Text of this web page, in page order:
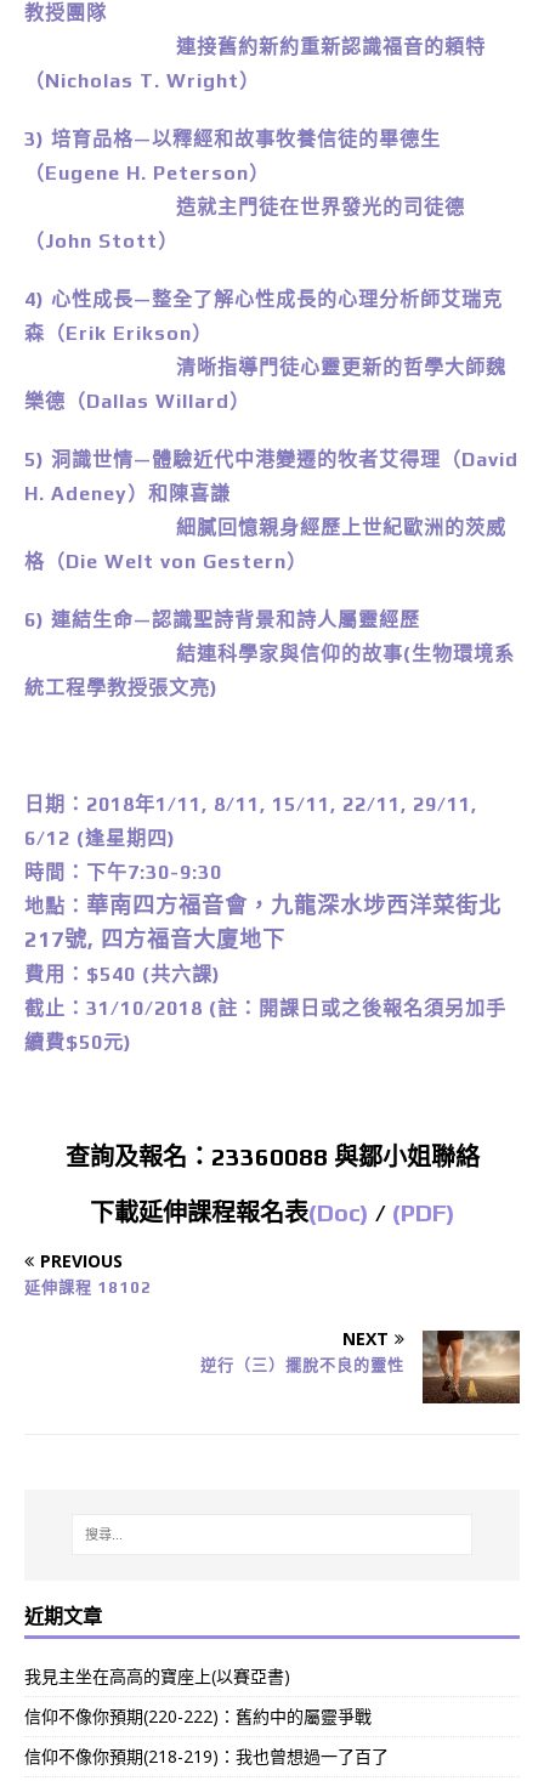
教授團隊
連接舊約新約重新認識福音的頼特
（Nicholas T. Wright）
3) 培育品格—以釋經和故事牧養信徒的畢德生
（Eugene H. Peterson）
造就主門徒在世界發光的司徒德
（John Stott）
4) 心性成長—整全了解心性成長的心理分析師艾瑞克
森（Erik Erikson）
清晰指導門徒心靈更新的哲學大師魏
樂德（Dallas Willard）
5) 洞識世情—體驗近代中港變遷的牧者艾得理（David
H. Adeney）和陳喜謙
細膩回憶親身經歷上世紀歐洲的茨威
格（Die Welt von Gestern）
6) 連結生命—認識聖詩背景和詩人屬靈經歷
結連科學家與信仰的故事(生物環境系
統工程學教授張文亮)
日期：2018年1/11, 8/11, 15/11, 22/11, 29/11,
6/12 (逢星期四)
時間：下午7:30-9:30
地點： 華南四方福音會，九龍深水埗西洋菜街北
217號, 四方福音大廈地下
費用：$540 (共六課)
截止：31/10/2018 (註：開課日或之後報名須另加手
續費$50元)
查詢及報名：23360088 與鄒小姐聯絡
下載延伸課程報名表(Doc) / (PDF)
PREVIOUS
延伸課程 18102
NEXT
逆行（三）擺脫不良的靈性
近期文章
我見主坐在高高的寶座上(以賽亞書)
信仰不像你預期(220-222)：舊約中的屬靈爭戰
信仰不像你預期(218-219)：我也曾想過一了百了